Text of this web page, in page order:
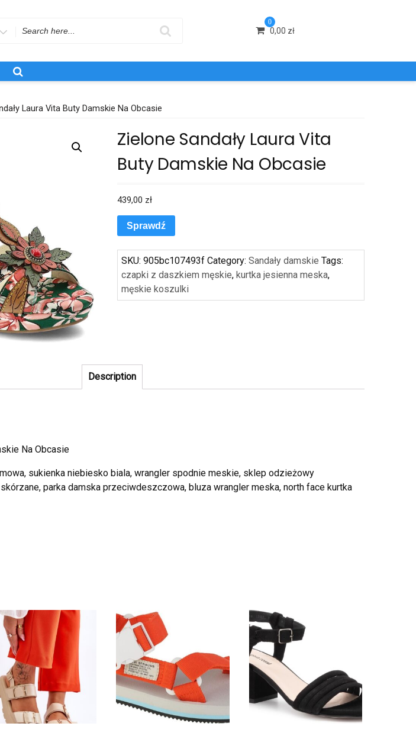
0
0,00 zł
Laura Vita Buty Damskie Na Obcasie
Zielone Sandały Laura Vita
Buty Damskie Na Obcasie
439,00 zł
Sprawdź
SKU:905bc107493f Category:Sandały damskie Tags:
czapki z daszkiem męskie,kurtka jesienna meska,
męskie koszulki
Description
Na Obcasie
sukienka niebiesko biala, wrangler spodnie meskie, sklep odzieżowy
parka damska przeciwdeszczowa, bluza wrangler meska, north face kurtka